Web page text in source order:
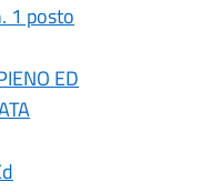
1 posto
ED